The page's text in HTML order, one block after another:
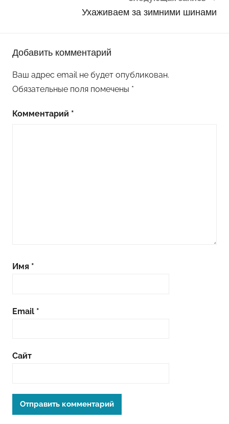
Ухаживаем за зимними шинами
Добавить комментарий
Ваш адрес email не будет опубликован.
Обязательные поля помечены *
Комментарий *
Имя *
Email *
Сайт